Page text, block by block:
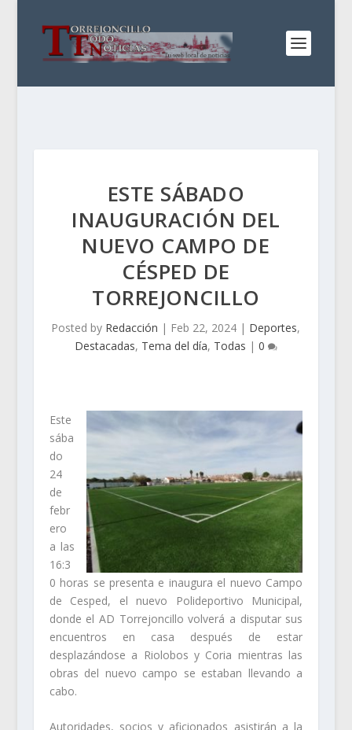
ESTE SÁBADO
INAUGURACIÓN DEL
NUEVO CAMPO DE
CÉSPED DE
TORREJONCILLO
Posted by Redacción | Feb 22, 2024 | Deportes,
Destacadas, Tema del día, Todas | 0
Este
sába
do
24
de
febr
ero
a las
16:3
0 horas se presenta e inaugura el nuevo Campo
de Cesped, el nuevo Polideportivo Municipal,
donde el AD Torrejoncillo volverá a disputar sus
encuentros en casa después de estar
desplazándose a Riolobos y Coria mientras las
obras del nuevo campo se estaban llevando a
cabo.
Autoridades, socios y aficionados asistirán a la